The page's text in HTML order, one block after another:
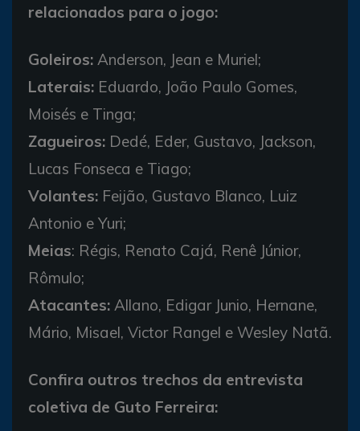
relacionados para o jogo:
Goleiros: Anderson, Jean e Muriel;
Laterais: Eduardo, João Paulo Gomes,
Moisés e Tinga;
Zagueiros: Dedé, Eder, Gustavo, Jackson,
Lucas Fonseca e Tiago;
Volantes: Feijão, Gustavo Blanco, Luiz
Antonio e Yuri;
Meias: Régis, Renato Cajá, Renê Júnior,
Rômulo;
Atacantes: Allano, Edigar Junio, Hernane,
Mário, Misael, Victor Rangel e Wesley Natã.
Confira outros trechos da entrevista
coletiva de Guto Ferreira: